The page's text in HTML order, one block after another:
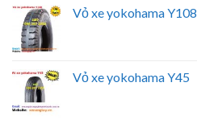
Vỏ xe yokohama Y108
Vỏ xe yokohama Y45